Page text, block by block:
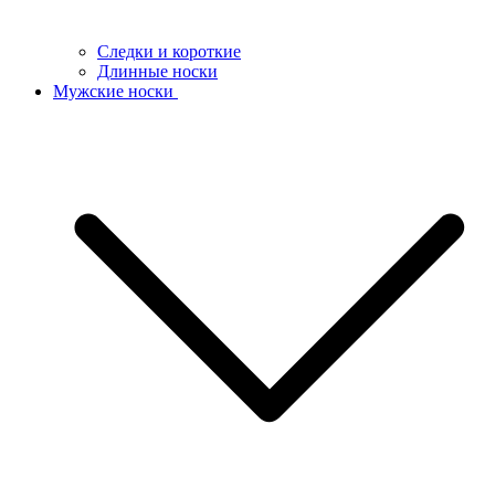
Следки и короткие
Длинные носки
Мужские носки